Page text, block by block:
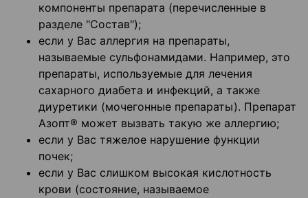
компоненты препарата (перечисленные в
разделе "Состав");
если у Вас аллергия на препараты,
называемые сульфонамидами. Например, это
препараты, используемые для лечения
сахарного диабета и инфекций, а также
диуретики (мочегонные препараты). Препарат
Азопт® может вызвать такую же аллергию;
если у Вас тяжелое нарушение функции
почек;
если у Вас слишком высокая кислотность
крови (состояние, называемое